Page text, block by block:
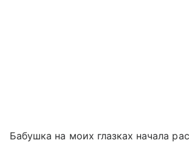
Бабушка на моих глазках начала